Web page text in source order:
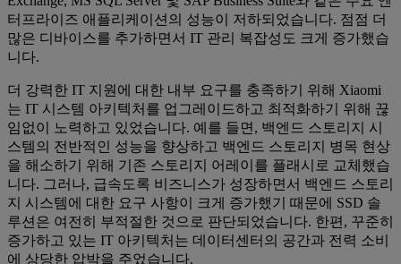
터프라이즈 애플리케이션의 성능이 저하되었습니다. 점점 더
많은 디바이스를 추가하면서 IT 관리 복잡성도 크게 증가했습
니다.
더 강력한 IT 지원에 대한 내부 요구를 충족하기 위해 Xiaomi
는 IT 시스템 아키텍처를 업그레이드하고 최적화하기 위해 끊
임없이 노력하고 있었습니다. 예를 들면, 백엔드 스토리지 시
스템의 전반적인 성능을 향상하고 백엔드 스토리지 병목 현상
을 해소하기 위해 기존 스토리지 어레이를 플래시로 교체했습
니다. 그러나, 급속도록 비즈니스가 성장하면서 백엔드 스토리
지 시스템에 대한 요구 사항이 크게 증가했기 때문에 SSD 솔
루션은 여전히 부적절한 것으로 판단되었습니다. 한편, 꾸준히
증가하고 있는 IT 아키텍처는 데이터센터의 공간과 전력 소비
에 상당한 압박을 주었습니다.